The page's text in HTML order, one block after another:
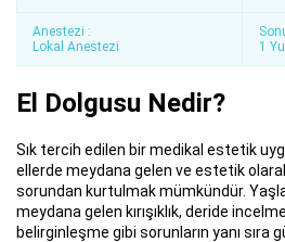
Anestezi :
Lokal Anestezi
1
El Dolgusu Nedir?
Sık tercih edilen bir medikal estetik
ellerde meydana gelen ve estetik
sorundan kurtulmak mümkündür.
meydana gelen kırışıklık, deride
belirginleşme gibi sorunların yanı sıra